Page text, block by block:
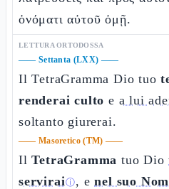
ὀνόματι αὐτοῦ ὀμῇ.
LETTURA ORTODOSSA
—— Settanta (LXX) ——
Il TetraGramma Dio tuo
renderai culto e a lui
soltanto giurerai.
—— Masoretico (TM) ——
IlTetraGramma tuo Dio
serviraiⓘ, enel suo